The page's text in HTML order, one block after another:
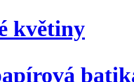
květiny